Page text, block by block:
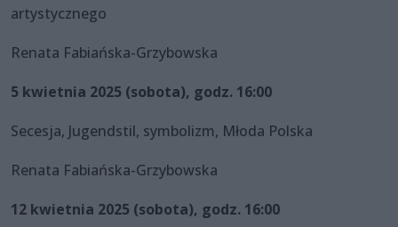
artystycznego
Renata Fabiańska-Grzybowska
5 kwietnia 2025 (sobota), godz. 16:00
Secesja, Jugendstil, symbolizm, Młoda Polska
Renata Fabiańska-Grzybowska
12 kwietnia 2025 (sobota), godz. 16:00